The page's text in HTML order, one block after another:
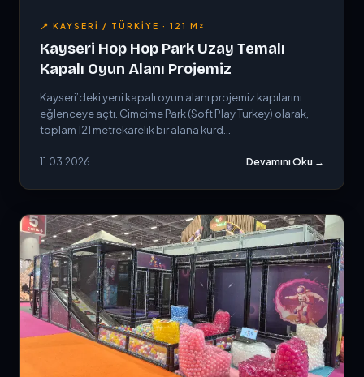
📍 KAYSERI / TÜRKIYE · 121 M²
Kayseri Hop Hop Park Uzay Temalı
Kapalı Oyun Alanı Projemiz
Kayseri’deki yeni kapalı oyun alanı projemiz kapılarını
eğlenceye açtı. Cimcime Park (Soft Play Turkey) olarak,
toplam 121 metrekarelik bir alana kurd...
11.03.2026 Devamını Oku →